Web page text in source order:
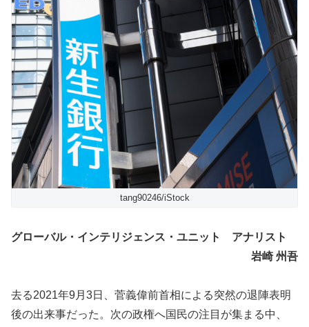
tang90246/iStock
グローバル・インテリジェンス・ユニット アナリスト
岩崎 州吾
去る2021年9月3日、菅義偉前首相による突然の退陣表明
後の出来事だった。次の政権へ国民の注目が集まる中、